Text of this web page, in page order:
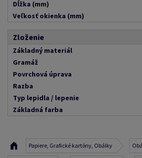
Dĺžka (mm)
Veľkosť okienka (mm)
Zloženie
Základný materiál
Gramáž
Povrchová úprava
Razba
Typ lepidla / lepenie
Základná farba
Papiere, Grafické kartóny, Obálky